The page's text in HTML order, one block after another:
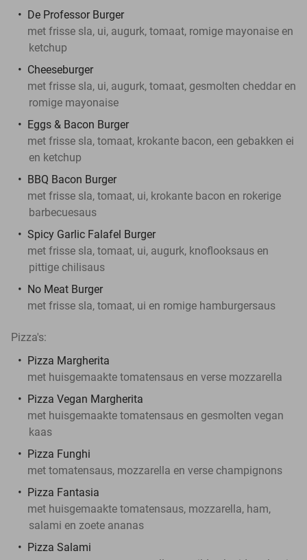
De Professor Burger
met frisse sla, ui, augurk, tomaat, romige mayonaise en
ketchup
Cheeseburger
met frisse sla, ui, augurk, tomaat, gesmolten cheddar en
romige mayonaise
Eggs & Bacon Burger
met frisse sla, tomaat, krokante bacon, een gebakken ei
en ketchup
BBQ Bacon Burger
met frisse sla, tomaat, ui, krokante bacon en rokerige
barbecuesaus
Spicy Garlic Falafel Burger
met frisse sla, tomaat, ui, augurk, knoflooksaus en
pittige chilisaus
No Meat Burger
met frisse sla, tomaat, ui en romige hamburgersaus
Pizza's:
Pizza Margherita
met huisgemaakte tomatensaus en verse mozzarella
Pizza Vegan Margherita
met huisgemaakte tomatensaus en gesmolten vegan
kaas
Pizza Funghi
met tomatensaus, mozzarella en verse champignons
Pizza Fantasia
met huisgemaakte tomatensaus, mozzarella, ham,
salami en zoete ananas
Pizza Salami